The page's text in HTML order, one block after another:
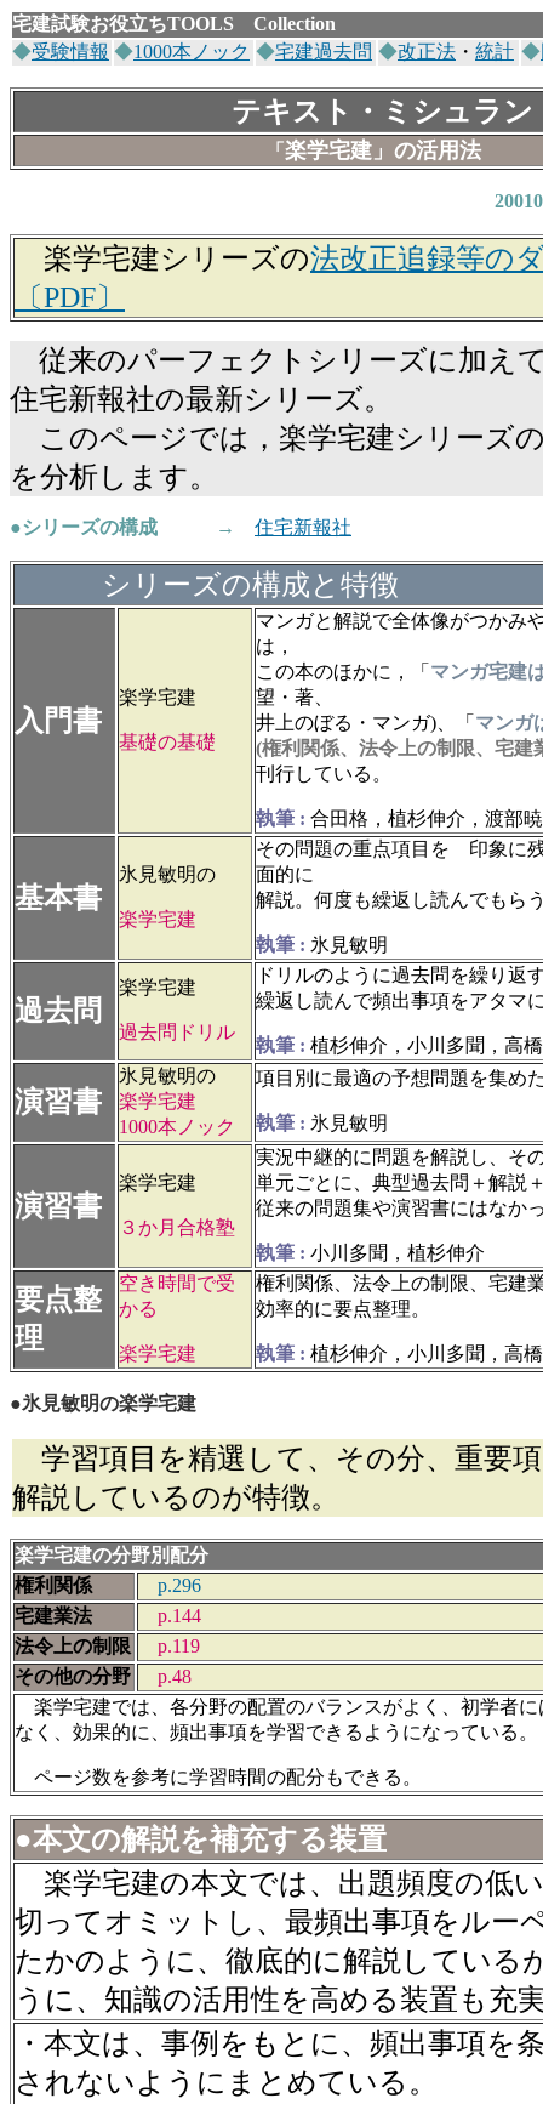
宅建試験お役立ちTOOLS Collection
◆受験情報 ◆1000本ノック ◆宅建過去問 ◆改正法 ・ 統計 ◆
テキスト・ミシュラン
「 楽学宅建」の活用法
楽学宅建シリーズの法改正追録等の
〔PDF〕
従来のパーフェクトシリーズに加え
住宅新報社の最新シリーズ。
このページでは，楽学宅建シリーズ
を分析します。
●シリーズの構成 → 住宅新報社
シリーズの構成と特徴
入門書
楽学宅建
基礎の基礎
マンガと解説で全体像がつかみ
は，
この本のほかに，「 マンガ宅建
望・著、
井上のぼる・マンガ)、「 マンガ
(権利関係、 法令上の制限、宅建
刊行している。
執筆 : 合田格， 植杉伸介，渡部暁
基本書
氷見敏明の
楽学宅建
その問題の重点項目を 印象に
面的に
解説。何度も繰返し読んでもら
執筆 : 氷見敏明
過去問
楽学宅建
過去問ドリル
ドリルのように過去問を繰り返
繰返し読んで頻出事項をアタマ
執筆 : 植杉伸介，小川多聞，高
演習書
氷見敏明の
楽学宅建
1000本ノック
項目別に最適の予想問題を集め
執筆 : 氷見敏明
演習書
楽学宅建
３か月合格塾
実況中継的に問題を解説し、そ
単元ごとに、典型過去問＋解説
従来の問題集や演習書にはなか
執筆 : 小川多聞， 植杉伸介
要点整
理
空き時間で受
かる
楽学宅建
権利関係、法令上の制限、宅建
効率的に要点整理。
執筆 : 植杉伸介，小川多聞，高
●氷見敏明の楽学宅建
学習項目を精選して、その分、重要
解説しているのが特徴。
楽学宅建の分野別配分
権利関係
宅建業法
p.144
法令上の制限
p.119
その他の分野
p.48
楽学宅建では、各分野の配置のバランスがよく、初学者
なく、効果的に、頻出事項を学習できるようになっている。
ページ数を参考に学習時間の配分もできる。
●本文の解説を補充する装置
楽学宅建の本文では、出題頻度の低
切ってオミットし、最頻出事項をルー
たかのように、徹底的に解説している
うに、知識の活用性を高める装置も充
・本文は、事例をもとに、頻出事項を
されないようにまとめている。